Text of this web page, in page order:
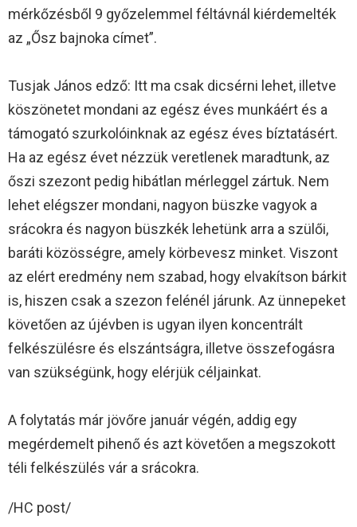
mérkőzésből 9 győzelemmel féltávnál kiérdemelték
az „Ősz bajnoka címet”.
Tusjak János edző: Itt ma csak dicsérni lehet, illetve
köszönetet mondani az egész éves munkáért és a
támogató szurkolóinknak az egész éves bíztatásért.
Ha az egész évet nézzük veretlenek maradtunk, az
őszi szezont pedig hibátlan mérleggel zártuk. Nem
lehet elégszer mondani, nagyon büszke vagyok a
srácokra és nagyon büszkék lehetünk arra a szülői,
baráti közösségre, amely körbevesz minket. Viszont
az elért eredmény nem szabad, hogy elvakítson bárkit
is, hiszen csak a szezon felénél járunk. Az ünnepeket
követően az újévben is ugyan ilyen koncentrált
felkészülésre és elszántságra, illetve összefogásra
van szükségünk, hogy elérjük céljainkat.
A folytatás már jövőre január végén, addig egy
megérdemelt pihenő és azt követően a megszokott
téli felkészülés vár a srácokra.
/HC post/